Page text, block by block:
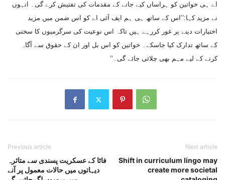
اے ہی خواتین کو ہراساں کیے جانے کے مقدمات کی تفتیش کرے گی۔ انہوں
نے مزید کہا:’’اس کے ساتھ ہی ہم ایف آئی اے کو اس ضمن میں مزید
اختیارات دینے پر غور کررہے ہیں تاکہ اس نوعیت کی سرگرمیوں کا سختی
کے ساتھ تدارک کیا جاسکے۔ خواتین کو اس بل اور ان کے حقوق سے آگاہ
کرنے کے لیے مہم بھی چلائی جائے گی۔‘‘
Previous article
فاٹا کے عسکریت پسندی سے متاثرہ
دیہاتوں میں حالات معمول پر آنے
Next article
Shift in curriculum lingo may
create more societal